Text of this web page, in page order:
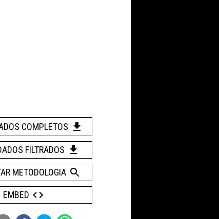
COMPLETOS
FILTRADOS
METODOLOGIA
EMBED